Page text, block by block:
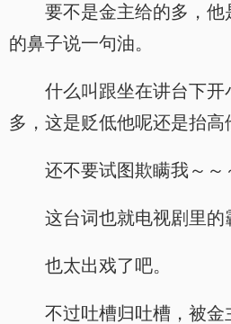
要不是金主给的多，
的鼻子说一句油。
什么叫跟坐在讲台下开
多，这是贬低他呢还是抬高
还不要试图欺瞒我～～
这台词也就电视剧里的
也太出戏了吧。
不过吐槽归吐槽，被